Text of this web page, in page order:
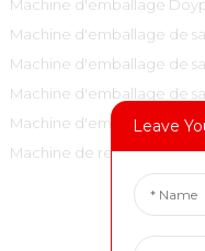
Machine d'emballage
Machine d'emballage de
Machine d'emballage de
Machine d'emballage de
Machine d'emballage de
Machine de remplissage
Leave